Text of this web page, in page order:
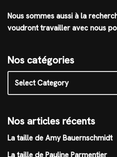
Nous sommes aussi à la
voudront travailler avec nous
Nos catégories
Nos articles récents
La taille de Amy Bauernschmidt
La taille de Pauline Parmentier